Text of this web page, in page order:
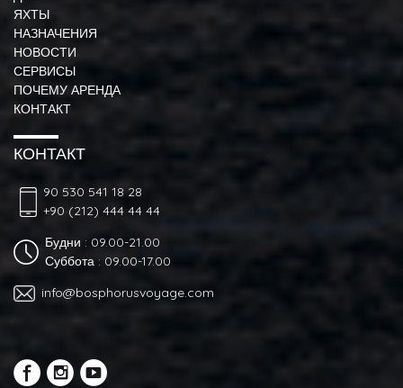
ЯХТЫ
НАЗНАЧЕНИЯ
НОВОСТИ
СЕРВИСЫ
ПОЧЕМУ АРЕНДА
КОНТАКТ
КОНТАКТ
90 530 541 18 28
+90 (212) 444 44 44
Будни : 09.00-21.00
Суббота : 09.00-17.00
info@bosphorusvoyage.com